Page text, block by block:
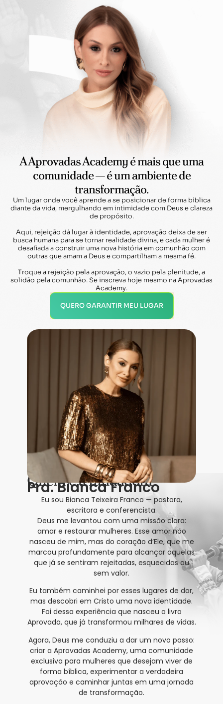
A Aprovadas Academy é mais que uma
comunidade — é um ambiente de
transformação.
Um lugar onde você aprende a se posicionar de forma bíblica
diante da vida, mergulhando em intimidade com Deus e clareza
de propósito.
Aqui, rejeição dá lugar à identidade, aprovação deixa de ser
busca humana para se tornar realidade divina, e cada mulher é
desafiada a construir uma nova história em comunhão com
outras que amam a Deus e compartilham a mesma fé.
Troque a rejeição pela aprovação, o vazio pela plenitude, a
solidão pela comunhão. Se inscreva hoje mesmo na Aprovadas
Academy.
QUERO GARANTIR MEU LUGAR
Quem é a fundadora
Pra. Bianca Franco
Eu sou Bianca Teixeira Franco — pastora,
escritora e conferencista.
Deus me levantou com uma missão clara:
amar e restaurar mulheres. Esse amor não
nasceu de mim, mas do coração d’Ele, que me
marcou profundamente para alcançar aquelas
que já se sentiram rejeitadas, esquecidas ou
sem valor.
Eu também caminhei por esses lugares de dor,
mas descobri em Cristo uma nova identidade.
Foi dessa experiência que nasceu o livro
Aprovada, que já transformou milhares de vidas.
Agora, Deus me conduziu a dar um novo passo:
criar a Aprovadas Academy, uma comunidade
exclusiva para mulheres que desejam viver de
forma bíblica, experimentar a verdadeira
aprovação e caminhar juntas em uma jornada
de transformação.